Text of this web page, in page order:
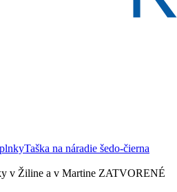
Taška na náradie šedo-čierna
v Žiline a v Martine ZATVORENÉ